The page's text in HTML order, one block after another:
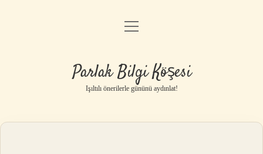
Anasayfa
Yasal Uyarı
menüyü
Parlak Bilgi Köşesi
Işıltılı önerilerle gününü aydınlat!